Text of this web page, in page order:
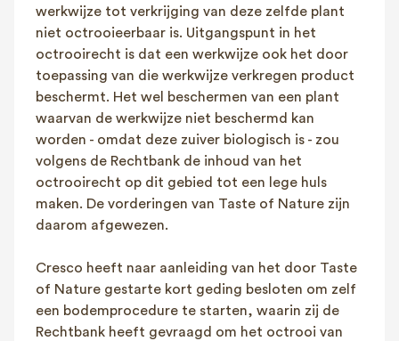
werkwijze tot verkrijging van deze zelfde plant
niet octrooieerbaar is. Uitgangspunt in het
octrooirecht is dat een werkwijze ook het door
toepassing van die werkwijze verkregen product
beschermt. Het wel beschermen van een plant
waarvan de werkwijze niet beschermd kan
worden - omdat deze zuiver biologisch is - zou
volgens de Rechtbank de inhoud van het
octrooirecht op dit gebied tot een lege huls
maken. De vorderingen van Taste of Nature zijn
daarom afgewezen.
Cresco heeft naar aanleiding van het door Taste
of Nature gestarte kort geding besloten om zelf
een bodemprocedure te starten, waarin zij de
Rechtbank heeft gevraagd om het octrooi van